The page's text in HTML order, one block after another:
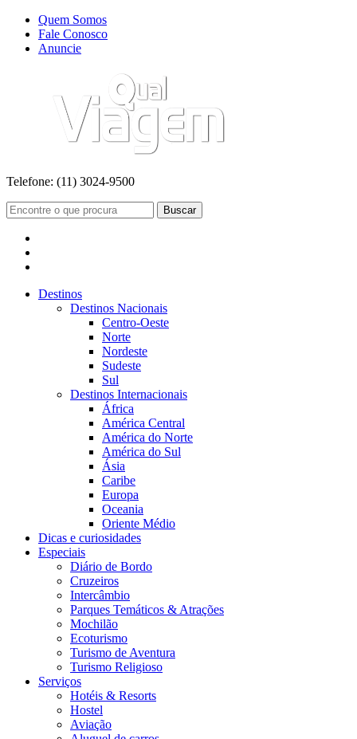
Quem Somos
Fale Conosco
Anuncie
Telefone: (11) 3024-9500
Buscar
Destinos
Destinos Nacionais
Centro-Oeste
Norte
Nordeste
Sudeste
Sul
Destinos Internacionais
África
América Central
América do Norte
América do Sul
Ásia
Caribe
Europa
Oceania
Oriente Médio
Dicas e curiosidades
Especiais
Diário de Bordo
Cruzeiros
Intercâmbio
Parques Temáticos & Atrações
Mochilão
Ecoturismo
Turismo de Aventura
Turismo Religioso
Serviços
Hotéis & Resorts
Hostel
Aviação